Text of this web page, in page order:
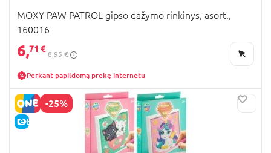
MOXY PAW PATROL gipso dažymo rinkinys, asort.,
160016
6,71 €
8,95 €
Perkant papildomą prekę internetu
-25%
E-KAINA